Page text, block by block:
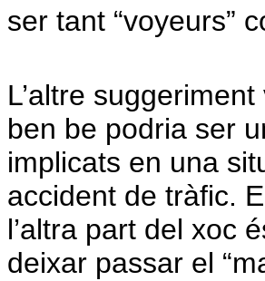
ser tant “voyeurs”
L’altre suggeriment
ben be podria ser
implicats en una
accident de tràfic.
l’altra part del xoc
deixar passar el